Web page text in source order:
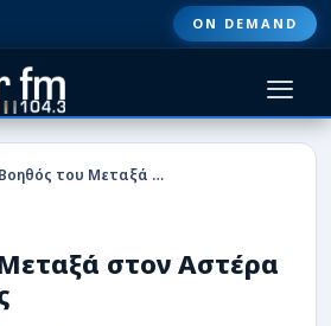
ON DEMAND
Βοηθός του Μεταξά στον Αστέρα ο Β. Τζιάρρας
στον Αστέρα